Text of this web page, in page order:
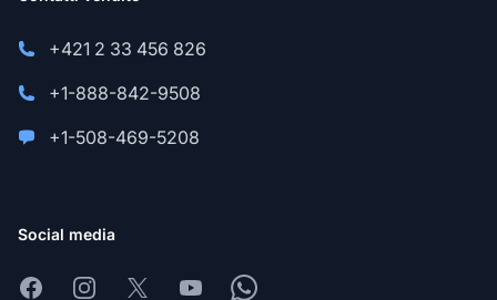
+421 2 33 456 826
+1-888-842-9508
+1-508-469-5208
Social media
FacebookInstagram
X YoutubeWhatsapp